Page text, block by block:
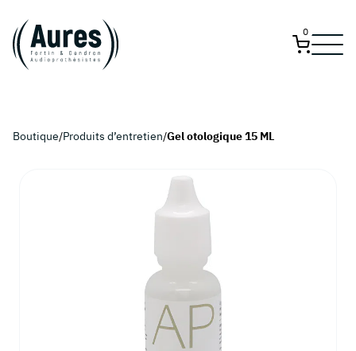
0
Boutique/Produits d’entretien/Gel otologique 15 ML